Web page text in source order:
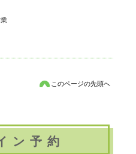
このページの先頭へ
ン 予 約